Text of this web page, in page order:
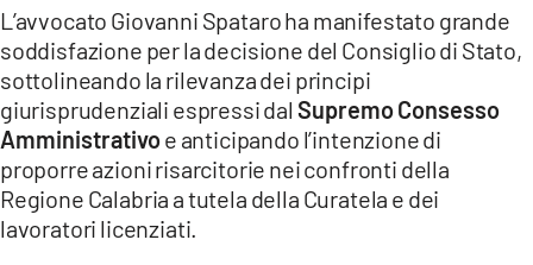
L’avvocato Giovanni Spataro ha manifestato grande
soddisfazione per la decisione del Consiglio di Stato,
sottolineando la rilevanza dei principi
giurisprudenziali espressi dal Supremo Consesso
Amministrativoe anticipando l’intenzione di
proporre azioni risarcitorie nei confronti della
Regione Calabria a tutela della Curatela e dei
lavoratori licenziati.